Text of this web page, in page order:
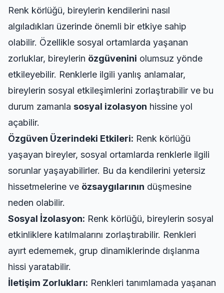
Renk körlüğü, bireylerin kendilerini nasıl
algıladıkları üzerinde önemli bir etkiye sahip
olabilir. Özellikle sosyal ortamlarda yaşanan
zorluklar, bireylerin özgüvenini olumsuz yönde
etkileyebilir. Renklerle ilgili yanlış anlamalar,
bireylerin sosyal etkileşimlerini zorlaştırabilir ve bu
durum zamanla sosyal izolasyon hissine yol
açabilir.
Özgüven Üzerindeki Etkileri: Renk körlüğü
yaşayan bireyler, sosyal ortamlarda renklerle ilgili
sorunlar yaşayabilirler. Bu da kendilerini yetersiz
hissetmelerine ve özsaygılarının düşmesine
neden olabilir.
Sosyal İzolasyon: Renk körlüğü, bireylerin sosyal
etkinliklere katılmalarını zorlaştırabilir. Renkleri
ayırt edememek, grup dinamiklerinde dışlanma
hissi yaratabilir.
İletişim Zorlukları: Renkleri tanımlamada yaşanan